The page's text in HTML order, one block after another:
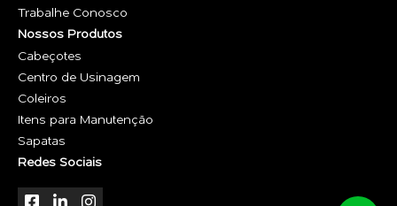
Trabalhe Conosco
Nossos Produtos
Cabeçotes
Centro de Usinagem
Coleiros
Itens para Manutenção
Sapatas
Redes Sociais